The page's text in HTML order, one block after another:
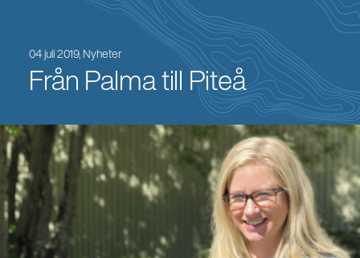
04 juli 2019, Nyheter
Från Palma till Piteå